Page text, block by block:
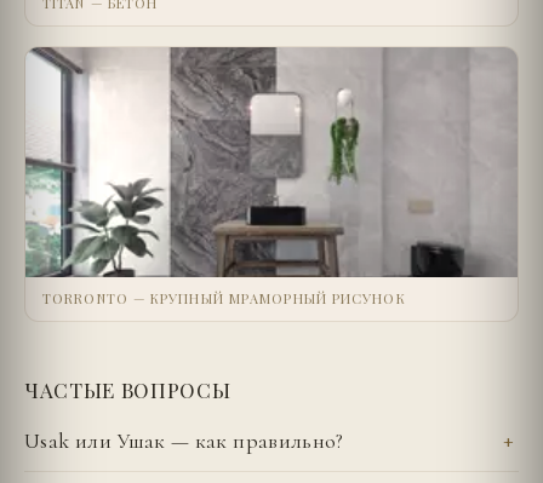
TORRONTO — КРУПНЫЙ МРАМОРНЫЙ РИСУНОК
ЧАСТЫЕ ВОПРОСЫ
Usak или Ушак — как правильно?